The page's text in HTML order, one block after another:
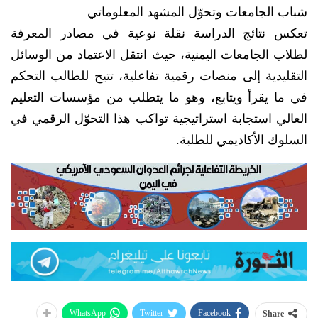
شباب الجامعات وتحوّل المشهد المعلوماتي
تعكس نتائج الدراسة نقلة نوعية في مصادر المعرفة
لطلاب الجامعات اليمنية، حيث انتقل الاعتماد من الوسائل
التقليدية إلى منصات رقمية تفاعلية، تتيح للطالب التحكم
في ما يقرأ ويتابع، وهو ما يتطلب من مؤسسات التعليم
العالي استجابة استراتيجية تواكب هذا التحوّل الرقمي في
السلوك الأكاديمي للطلبة.
Share
Facebook
Twitter
WhatsApp